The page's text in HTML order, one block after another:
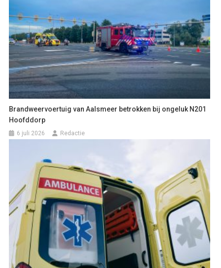
Brandweervoertuig van Aalsmeer betrokken bij ongeluk N201
Hoofddorp
6 juli 2026 Redactie